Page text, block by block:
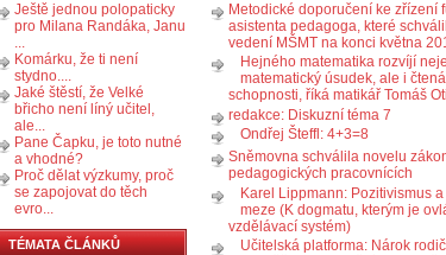
Ještě jednou polopaticky
pro Milana Randáka, Janu
...
Komárku, že ti není
stydno....
Jaké štěstí, že Velké
břicho není líný učitel,
ale...
Pane Čapku, je toto nutné
a vhodné?
Proč dělat výzkumy, proč
se zapojovat do těch
evro...
TÉMATA ČLÁNKŮ
Metodické doporučení ke zřízení
asistenta pedagoga, které
vedení MŠMT na konci května
Hejného matematika rozvíjí
matematický úsudek, ale i
schopnosti, říká matikář Tomáš
redakce: Diskuzní téma 7
Ondřej Šteffl: 4+3=8
Sněmovna schválila novelu
pedagogických pracovnících
Karel Lippmann: Pozitivismus
meze (K dogmatu, kterým je
vzdělávací systém)
Učitelská platforma: Nárok